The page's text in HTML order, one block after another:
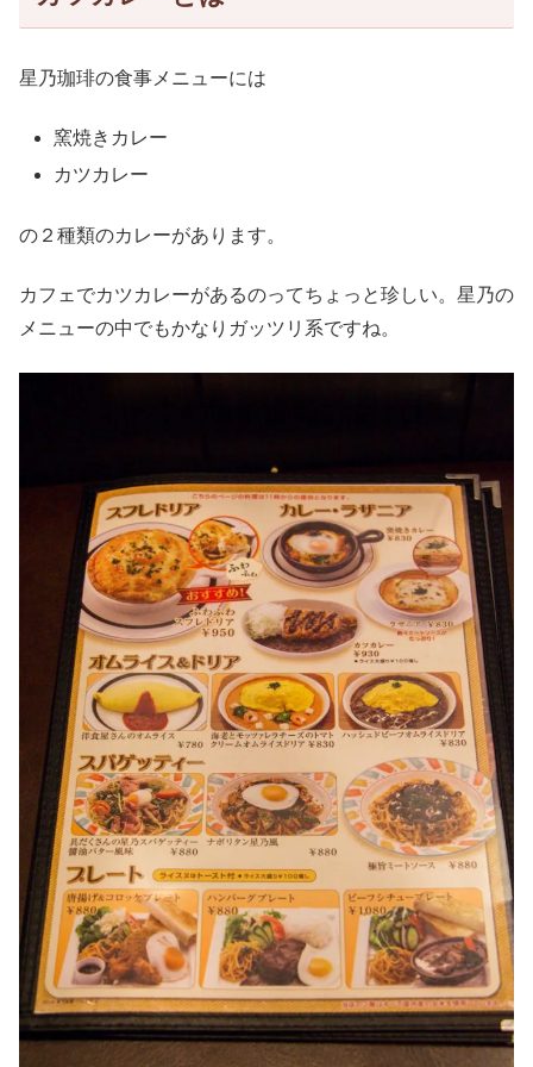
星乃珈琲の食事メニューには
窯焼きカレー
カツカレー
の２種類のカレーがあります。
カフェでカツカレーがあるのってちょっと珍しい。星乃の
メニューの中でもかなりガッツリ系ですね。